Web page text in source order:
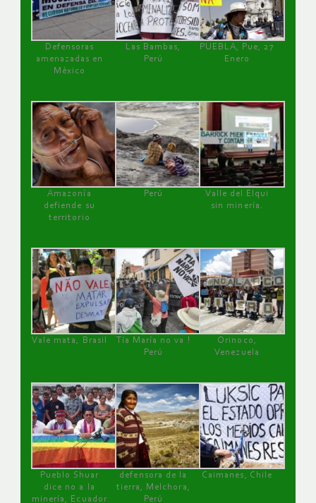
Defensoras
amenazadas en
México
Las Bambas,
Perú
PUEBLA, Pue, 27
Enero
Amazonía
defiende su
territorio
Perú
Valle del Elqui
sin minería.
Vale mata, Brasil
Tía María no va !
Perú
Orinoco,
Venezuela
Pueblo Shuar
dice no a la
minería, Ecuador
defensora de la
tierra, Melchora,
Perú
Caimanes, Chile